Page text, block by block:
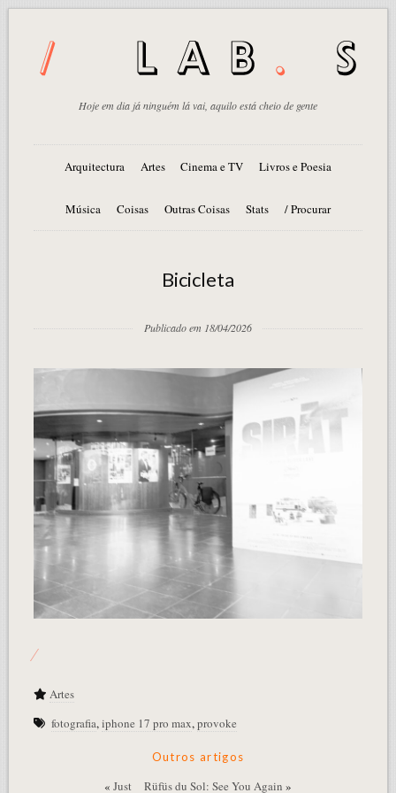
Hoje em dia já ninguém lá vai, aquilo está cheio de gente
Arquitectura Artes Cinema e TV Livros e Poesia
Música Coisas Outras Coisas Stats / Procurar
Bicicleta
Publicado em 18/04/2026
Artes
fotografia,iphone 17 pro max,provoke
Outros artigos
« Just Rüfüs du Sol: See You Again »